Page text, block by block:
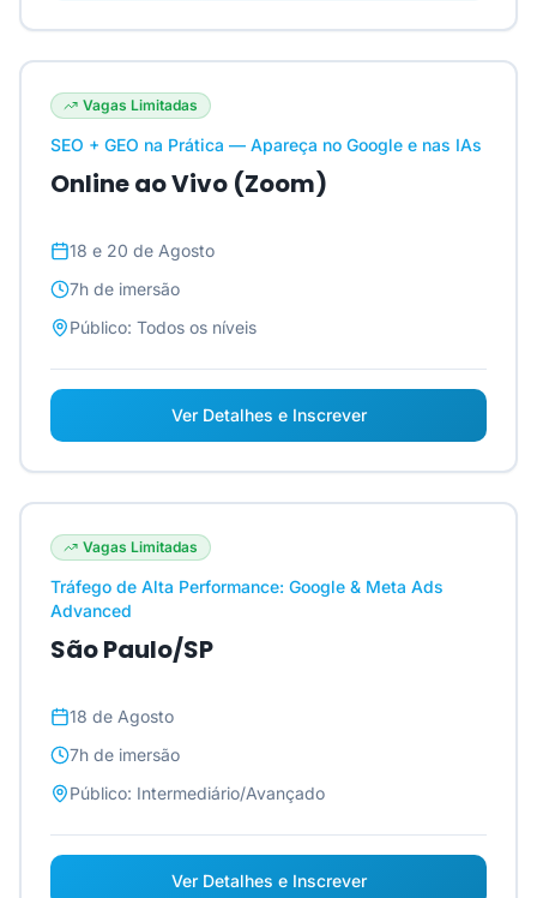
Vagas Limitadas
SEO + GEO na Prática — Apareça no Google e nas IAs
Online ao Vivo (Zoom)
18 e 20 de Agosto
7h de imersão
Público: Todos os níveis
Ver Detalhes e Inscrever
Vagas Limitadas
Tráfego de Alta Performance: Google & Meta Ads
Advanced
São Paulo/SP
18 de Agosto
7h de imersão
Público: Intermediário/Avançado
Ver Detalhes e Inscrever